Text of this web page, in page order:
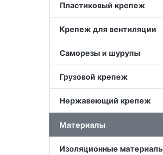
Пластиковый крепеж
Крепеж для вентиляции
Саморезы и шурупы
Грузовой крепеж
Нержавеющий крепеж
Материалы
Изоляционные